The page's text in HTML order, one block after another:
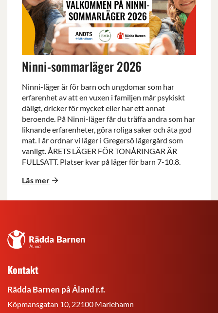
Ninni-sommarläger 2026
Ninni-läger är för barn och ungdomar som har
erfarenhet av att en vuxen i familjen mår psykiskt
dåligt, dricker för mycket eller har ett annat
beroende. På Ninni-läger får du träffa andra som har
liknande erfarenheter, göra roliga saker och äta god
mat. I år ordnar vi läger i Gregersö lägergård som
vanligt. ÅRETS LÄGER FÖR TONÅRINGAR ÄR
FULLSATT. Platser kvar på läger för barn 7-10.8.
Läs mer
Kontakt
Rädda Barnen på Åland r.f.
Köpmansgatan 10, 22100 Mariehamn